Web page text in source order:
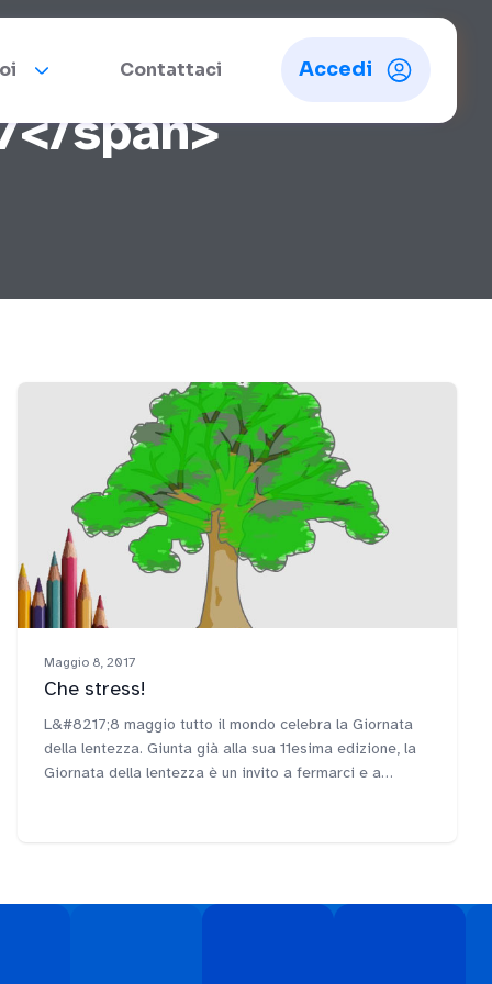
Contattaci Accedi
span>
Maggio 8, 2017
Che stress!
L&#8217;8 maggio tutto il mondo celebra la Giornata
della lentezza. Giunta già alla sua 11esima edizione, la
Giornata della lentezza è un invito a fermarci e a